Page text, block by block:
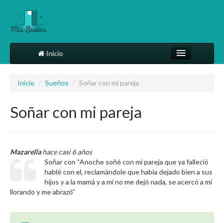
Inicio
Más
Inicio / Sueños / Soñar con mi pareja
Soñar con mi pareja
Mazarellahace casi 6 años
Soñar con “Anoche soñé con mi pareja que ya falleció
hablé con el, reclamándole que había dejado bien a sus
hijos y a la mamá y a mí no me dejó nada, se acercó a mí
llorando y me abrazó”